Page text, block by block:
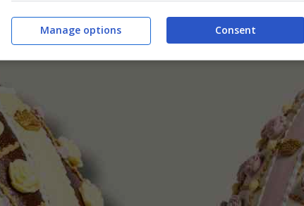
non stiamo parlando di un prodotto
identico rispetto a un altro.
Consent
Manage options